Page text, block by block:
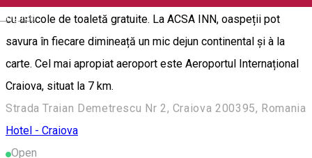
English
cu articole de toaletă gratuite. La ACSA INN, oaspeții pot
savura în fiecare dimineață un mic dejun continental și à la
carte. Cel mai apropiat aeroport este Aeroportul Internațional
Craiova, situat la 7 km.
Strada Traian Demetrescu Nr 2, Craiova 200395, Romania
Hotel - Craiova
Open